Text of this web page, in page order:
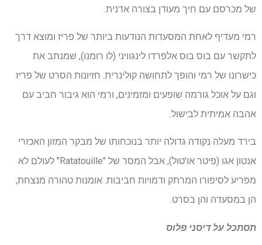
של מכרסם עם חיך מעודן בצורה אדנית.
רמי מעדיף לאחת המסעדות הנודעות ביותר של פריז ומוצא דרך
לתקשר עם בוס בוס אלפרדו לינגוויני (לו רומנו), שמנתב את
כישרונו של רמי והופך לתחושה קולינרית. חזיונות הסרט של פריז
וגם על אוכל גורמה שופעים ומזמינים, ורמי הוא גיבור חביב עם
אהבה אמיתית לבישול.
בירד מעלה נקודה גדולה יותר בנוכחותו של מבקר המזון האכזרי
אנטון אגו (פיטר או'טול), אבל המסר של "Ratatouille" לעולם לא
מפריע לסיפורו המרתק ודמויות חביבות. אומנות טהורה מנצחת,
הן במסעדה והן בסרט.
תסתכל עלדיסני פלוס